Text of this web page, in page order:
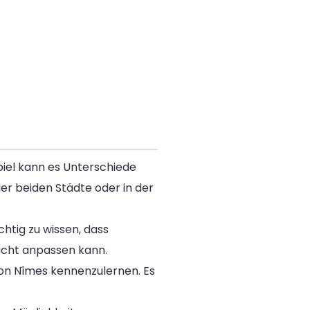
kann es Unterschiede
beiden Städte oder in der
zu wissen, dass
anpassen kann.
Nîmes kennenzulernen. Es